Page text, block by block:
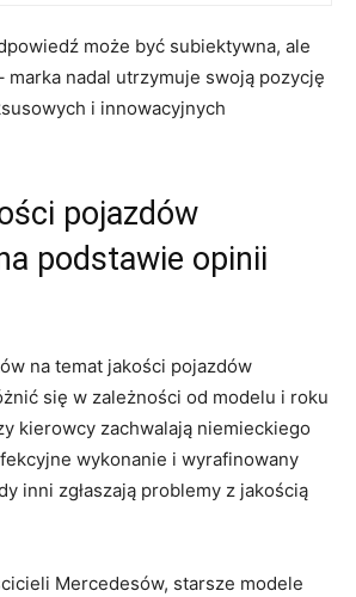
​może być subiektywna, ⁢ale
marka nadal utrzymuje ⁣swoją pozycję
i innowacyjnych‌
pojazdów
podstawie opinii‌
na​ temat jakości pojazdów
się w ⁢zależności od ‌modelu i roku
kierowcy zachwalają‍ niemieckiego
wykonanie i wyrafinowany
inni‌ zgłaszają ​problemy z jakością
Mercedesów, starsze modele